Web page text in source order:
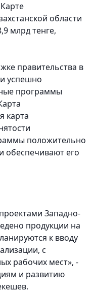
области
млрд тенге,
правительства в
успешно
программы
карта
положительно
обеспечивают его
Западно-
продукции на
к вводу
с
рабочих мест», -
и развитию